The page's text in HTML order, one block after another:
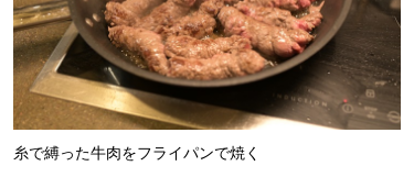
糸で縛った牛肉をフライパンで焼く